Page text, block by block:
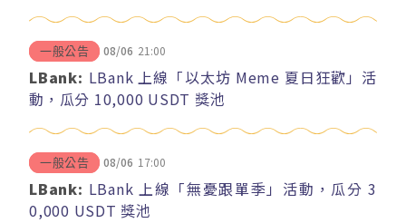
一般公告 08/06 21:00
LBank: LBank 上線「以太坊 Meme 夏日狂歡」活
動，瓜分 10,000 USDT 獎池
一般公告 08/06 17:00
LBank: LBank 上線「無憂跟單季」活動，瓜分 3
0,000 USDT 獎池